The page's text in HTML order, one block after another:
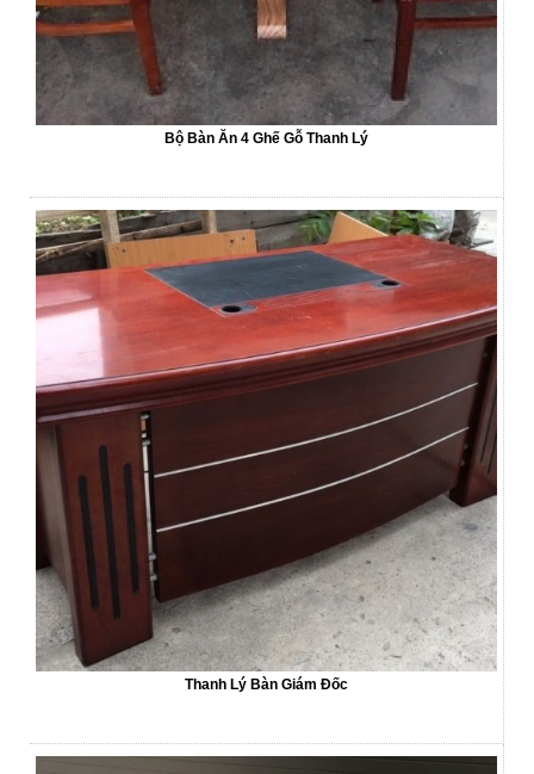
Bộ Bàn Ăn 4 Ghế Gỗ Thanh Lý
Thanh Lý Bàn Giám Đốc